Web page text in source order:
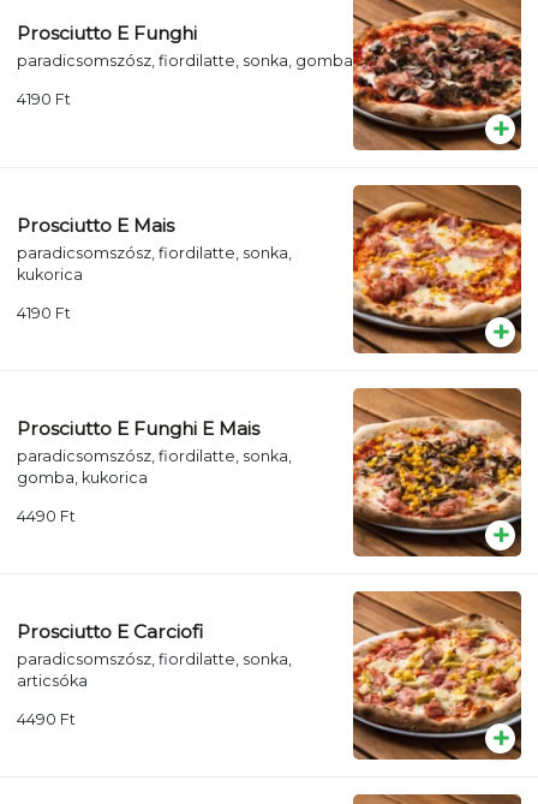
Prosciutto E Funghi
paradicsomszósz, fiordilatte, sonka, gomba
4190 Ft
Prosciutto E Mais
paradicsomszósz, fiordilatte, sonka,
kukorica
4190 Ft
Prosciutto E Funghi E Mais
paradicsomszósz, fiordilatte, sonka,
gomba, kukorica
4490 Ft
Prosciutto E Carciofi
paradicsomszósz, fiordilatte, sonka,
articsóka
4490 Ft